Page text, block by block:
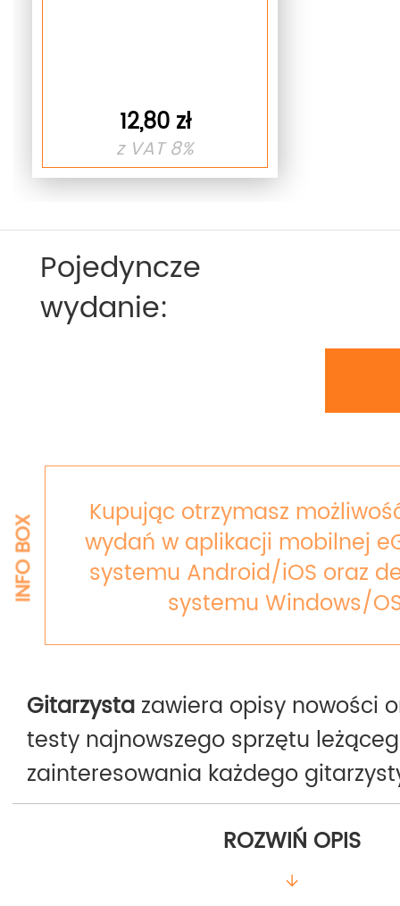
12,80 zł
z VAT 8%
Pojedyncze
wydanie:
INFO BOX
Kupując otrzymasz
wydań w aplikacji mobilnej
systemu Android/iOS oraz
systemu Windows/
Gitarzysta zawiera opisy nowości
testy najnowszego sprzętu
zainteresowania każdego
instrumentów, procesorów efektów,
wzmacniaczy itp. Magazyn ma
część o charakterze
ROZWIŃ OPIS